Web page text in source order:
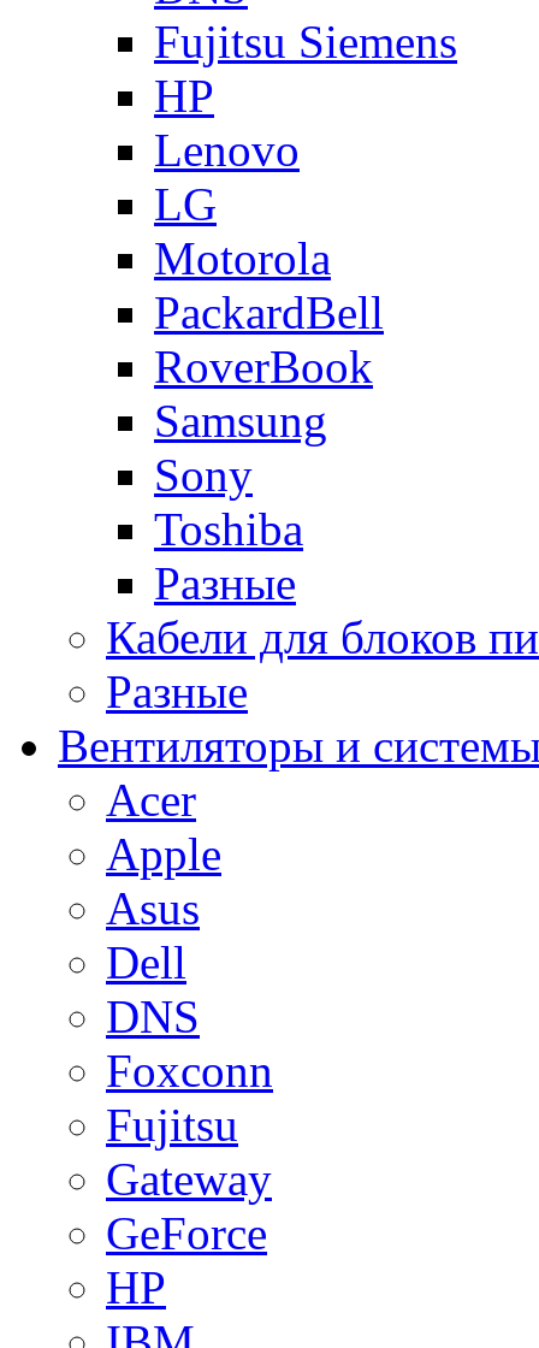
Fujitsu Siemens
HP
Lenovo
LG
Motorola
PackardBell
RoverBook
Samsung
Sony
Toshiba
Разные
Кабели для блоков
Разные
Вентиляторы и
Acer
Apple
Asus
Dell
DNS
Foxconn
Fujitsu
Gateway
GeForce
HP